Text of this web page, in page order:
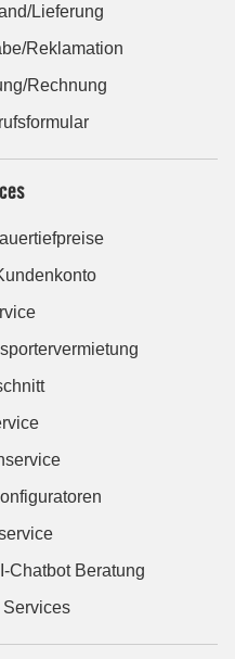
Lieferung
Reklamation
Rechnung
Chatbot Beratung
Services